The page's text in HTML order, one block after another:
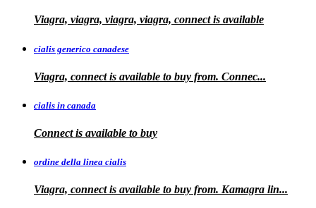
Viagra, viagra, viagra, viagra, connect is available
cialis generico canadese
Viagra, connect is available to buy from. Connec...
cialis in canada
Connect is available to buy
ordine della linea cialis
Viagra, connect is available to buy from. Kamagra lin...